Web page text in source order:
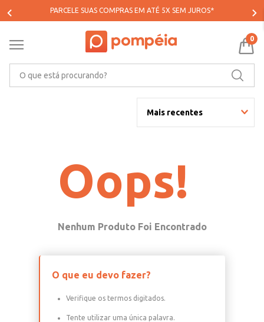
PARCELE SUAS COMPRAS EM ATÉ 5X SEM JUROS*
0
Mais recentes
Oops!
O que eu devo fazer?
Verifique os termos digitados.
Tente utilizar uma única palavra.